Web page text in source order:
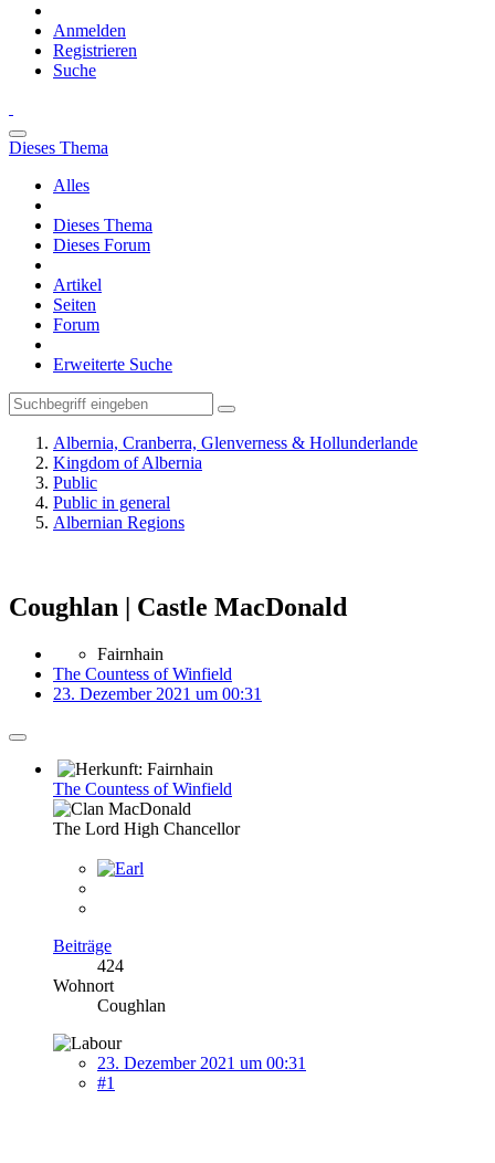
Anmelden
Registrieren
Suche
Dieses Thema
Alles
Dieses Thema
Dieses Forum
Artikel
Seiten
Forum
Erweiterte Suche
Albernia, Cranberra, Glenverness & Hollunderlande
Kingdom of Albernia
Public
Public in general
Albernian Regions
Coughlan | Castle MacDonald
Fairnhain
The Countess of Winfield
23. Dezember 2021 um 00:31
The Countess of Winfield
The Lord High Chancellor
Beiträge
424
Wohnort
Coughlan
23. Dezember 2021 um 00:31
#1